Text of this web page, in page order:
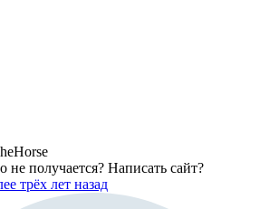
не получается? Написать сайт?
трёх лет назад